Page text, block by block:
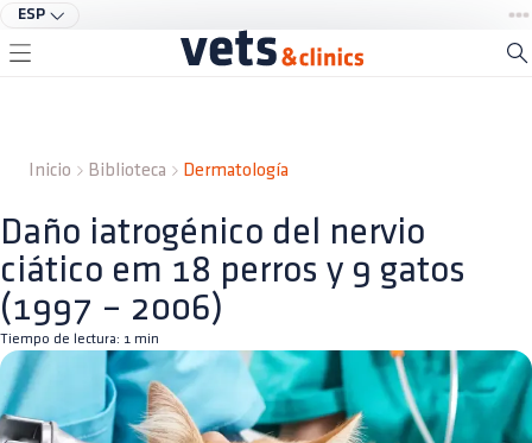
ESP
Inicio Biblioteca Dermatología
Daño iatrogénico del nervio
ciático em 18 perros y 9 gatos
(1997 – 2006)
Tiempo de lectura: 1 min